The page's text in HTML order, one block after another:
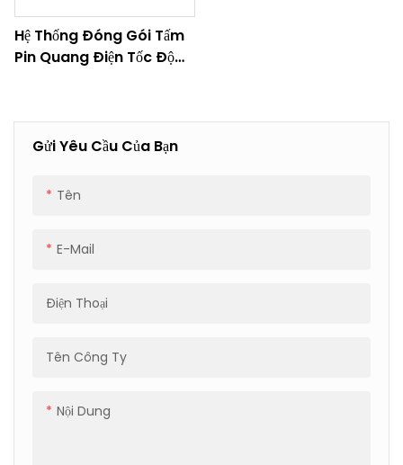
Gửi Yêu Cầu Của Bạn
Tên
E-Mail
Điện Thoại
Tên Công Ty
Nội Dung
Hệ Thống Đóng Gói Tấm
Pin Quang Điện Tốc Độ
Màng.